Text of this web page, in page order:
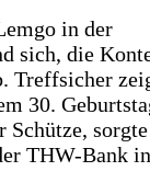
in der
sich, die
Treffsicher
30.
Schütze,
THW-Bank